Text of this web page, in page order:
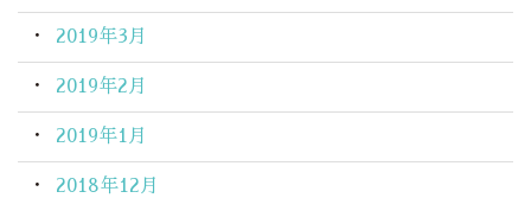
2019年3月
2019年2月
2019年1月
2018年12月